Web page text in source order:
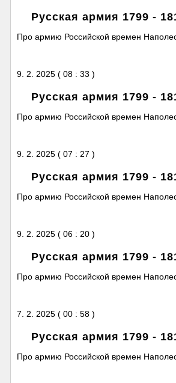
Русская армия 1799 -
Про армию Российской времен
9. 2. 2025 ( 08 : 33 )
Русская армия 1799 -
Про армию Российской времен
9. 2. 2025 ( 07 : 27 )
Русская армия 1799 -
Про армию Российской времен
9. 2. 2025 ( 06 : 20 )
Русская армия 1799 -
Про армию Российской времен
7. 2. 2025 ( 00 : 58 )
Русская армия 1799 -
Про армию Российской времен